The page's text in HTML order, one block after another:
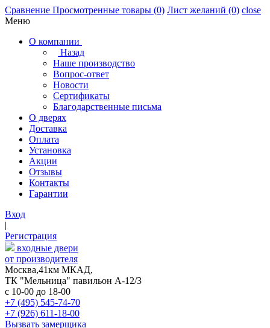
Сравнение Просмотренные товары (0) Лист желаний (0) close
Меню
О компании
Назад
Наше производство
Вопрос-ответ
Новости
Сертификаты
Благодарственные письма
О дверях
Доставка
Оплата
Установка
Акции
Отзывы
Контакты
Гарантии
Вход
|
Регистрация
входные двери
от производителя
Москва,41км МКАД,
ТК "Мельница" павильон А-12/3
с 10-00 до 18-00
+7 (495) 545-74-70
+7 (926) 611-18-00
Вызвать замерщика